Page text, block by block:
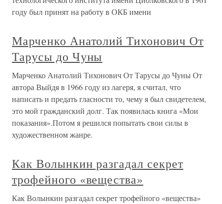
году был принят на работу в ОКБ имени
Марченко Анатолий Тихонович От
Тарусы до Чуны
Марченко Анатолий Тихонович От Тарусы до Чуны От
автора Выйдя в 1966 году из лагеря, я считал, что
написать и предать гласности то, чему я был свидетелем,
это мой гражданский долг. Так появилась книга «Мои
показания».Потом я решился попытать свои силы в
художественном жанре.
Как Волынкин разгадал секрет
трофейного «вещества»
Как Волынкин разгадал секрет трофейного «вещества»